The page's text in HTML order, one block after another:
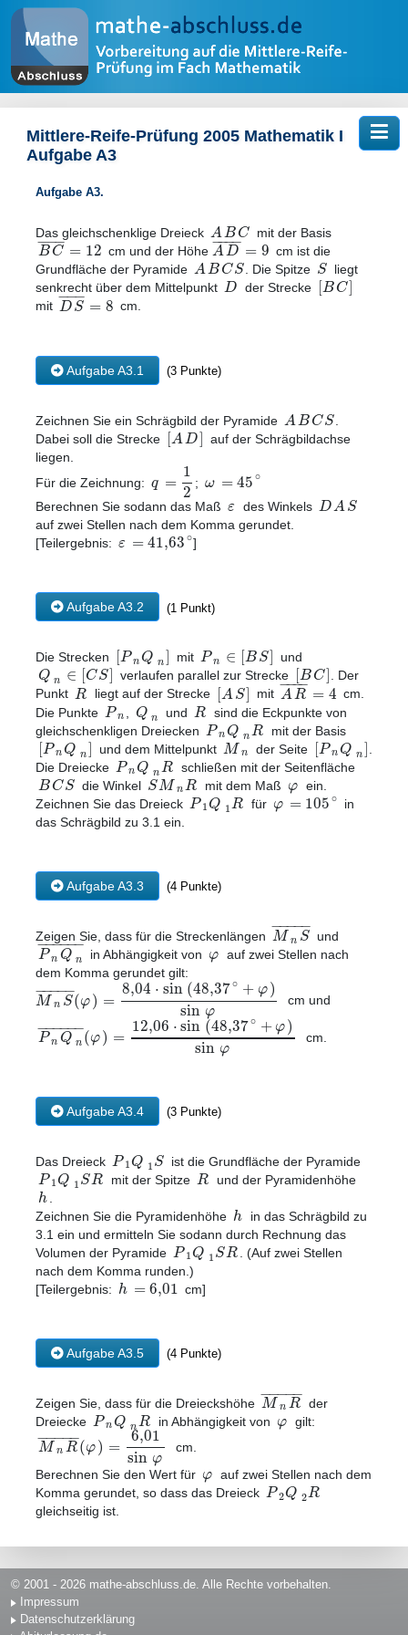
Mittlere-Reife-Prüfung 2005 Mathematik I
Aufgabe A3
Aufgabe A3.
Das gleichschenklige Dreieck ABC mit der Basis
BC
− −
− = 12 cm und der Höhe AD
− −
−− =9 cm ist die
Grundfläche der Pyramide ABCS. Die Spitze S
liegt
senkrecht über dem Mittelpunkt D der Strecke [BC]
mit DS
−−
− =8 cm.
Aufgabe A3.1 (3 Punkte)
Zeichnen Sie ein Schrägbild der Pyramide ABCS
Dabei soll die Strecke [AD] auf der Schrägbildachse
liegen.
Für die Zeichnung: q = 1
2 ; ω =45∘
Berechnen Sie sodann das Maß ε des Winkels DAS
auf zwei Stellen nach dem Komma gerundet.
[Teilergebnis: ε =41,63∘]
Aufgabe A3.2 (1 Punkt)
Die Strecken [PnQ n] mit Pn ∈ [BS] und
Q n ∈ [CS] verlaufen parallel zur Strecke [BC]. Der
Punkt R liegt auf der Strecke [AS] mit AR
− −
−− =4 cm.
Die Punkte Pn Q n und R sind die Eckpunkte von
gleichschenkligen Dreiecken PnQ nR mit der Basis
[PnQ n] und dem Mittelpunkt Mn der Seite [PnQ n]
Die Dreiecke PnQ nR schließen mit der Seitenfläche
BCS die Winkel SMnR mit dem Maß φ ein.
Zeichnen Sie das Dreieck P 1Q 1R für φ =105∘ in
das Schrägbild zu 3.1 ein.
Aufgabe A3.3 (4 Punkte)
Zeigen Sie, dass für die Streckenlängen Mn S
− −
−−− und
PnQ n
− −
−−−− in Abhängigkeit von φ auf zwei Stellen nach
dem Komma gerundet gilt:
Mn S
− −
−−− (φ) = 8,04 ⋅sin(48,37∘ +φ)
sin φ cm und
PnQ n
− −
−−−− (φ) = 12,06 ⋅sin (48,37∘ +φ)
sin φ cm.
Aufgabe A3.4 (3 Punkte)
Das Dreieck P 1Q 1S ist die Grundfläche der Pyramide
P 1Q 1SR mit der Spitze R und der Pyramidenhöhe
h
Zeichnen Sie die Pyramidenhöhe h
in das Schrägbild zu
3.1 ein und ermitteln Sie sodann durch Rechnung das
Volumen der Pyramide P 1Q 1SR
. (Auf zwei Stellen
nach dem Komma runden.)
[Teilergebnis: h =6,01 cm]
Aufgabe A3.5 (4 Punkte)
Zeigen Sie, dass für die Dreieckshöhe MnR
− −
−−−
der
Dreiecke PnQ nR in Abhängigkeit von φ gilt:
MnR
− −
−−− (φ) = 6,01
sin φ
cm.
Berechnen Sie den Wert für φ auf zwei Stellen nach dem
Komma gerundet, so dass das Dreieck P2Q 2R
gleichseitig ist.
© 2001 - 2026 mathe-abschluss.de. Alle Rechte vorbehalten.
Impressum
Datenschutzerklärung